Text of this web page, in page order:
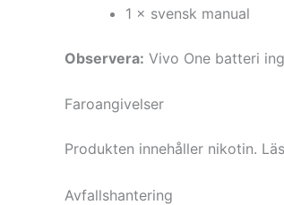
1 × svensk manual
Observera: Vivo One batteri
Faroangivelser
Produkten innehåller nikotin.
Avfallshantering